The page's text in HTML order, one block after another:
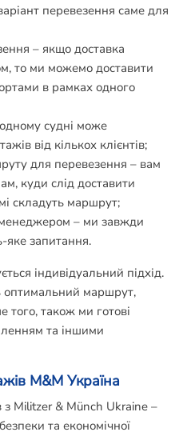
перевезення саме для
– якщо доставка
то ми можемо доставити
в рамках одного
судні може
від кількох клієнтів;
для перевезення – вам
куди слід доставити
складуть маршрут;
– ми завжди
яке запитання.
індивідуальний підхід.
оптимальний маршрут,
того, також ми готові
та іншими
M&M Україна
з Militzer & Münch Ukraine –
та економічної